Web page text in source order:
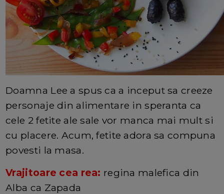
Doamna Lee a spus ca a inceput sa creeze
personaje din alimentare in speranta ca
cele 2 fetite ale sale vor manca mai mult si
cu placere. Acum, fetite adora sa compuna
povesti la masa.
Vrajitoare cea rea: regina malefica din
Alba ca Zapada